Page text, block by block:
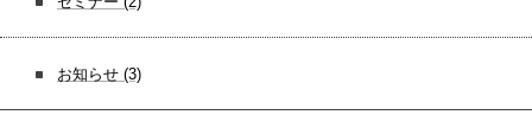
お知らせ (3)